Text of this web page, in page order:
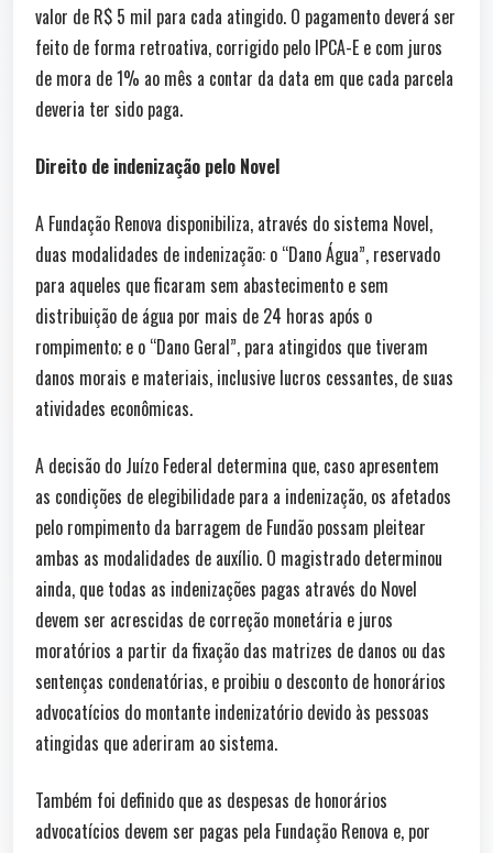
valor de R$ 5 mil para cada atingido. O pagamento deverá ser
feito de forma retroativa, corrigido pelo IPCA-E e com juros
de mora de 1% ao mês a contar da data em que cada parcela
deveria ter sido paga.
Direito de indenização pelo Novel
A Fundação Renova disponibiliza, através do sistema Novel,
duas modalidades de indenização: o “Dano Água”, reservado
para aqueles que ficaram sem abastecimento e sem
distribuição de água por mais de 24 horas após o
rompimento; e o “Dano Geral”, para atingidos que tiveram
danos morais e materiais, inclusive lucros cessantes, de suas
atividades econômicas.
A decisão do Juízo Federal determina que, caso apresentem
as condições de elegibilidade para a indenização, os afetados
pelo rompimento da barragem de Fundão possam pleitear
ambas as modalidades de auxílio. O magistrado determinou
ainda, que todas as indenizações pagas através do Novel
devem ser acrescidas de correção monetária e juros
moratórios a partir da fixação das matrizes de danos ou das
sentenças condenatórias, e proibiu o desconto de honorários
advocatícios do montante indenizatório devido às pessoas
atingidas que aderiram ao sistema.
Também foi definido que as despesas de honorários
advocatícios devem ser pagas pela Fundação Renova e, por